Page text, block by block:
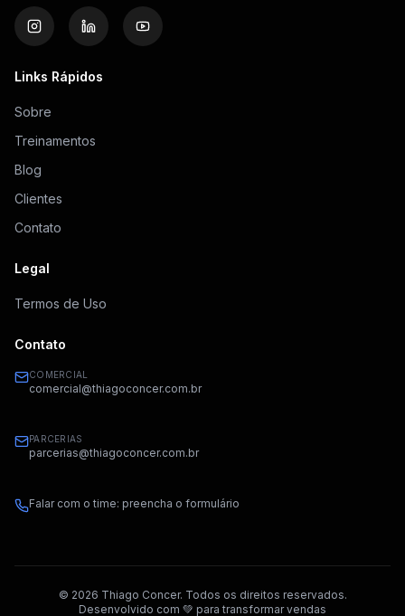
Links Rápidos
Sobre
Treinamentos
Blog
Clientes
Contato
Legal
Termos de Uso
Contato
COMERCIAL
comercial@thiagoconcer.com.br
PARCERIAS
parcerias@thiagoconcer.com.br
Falar com o time: preencha o formulário
© 2026 Thiago Concer. Todos os direitos reservados.
Desenvolvido com 💚 para transformar vendas